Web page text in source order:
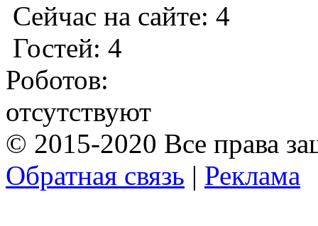
Сейчас на сайте: 4
Гостей: 4
Роботов:
отсутствуют
© 2015-2020 Все права
Обратная связь | Реклама